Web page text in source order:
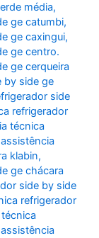
média,
ge catumbi,
ge caxingui,
ge centro.
ge cerqueira
by side ge
side
refrigerador
técnica
assistência
klabin,
ge chácara
side by side
refrigerador
assistência